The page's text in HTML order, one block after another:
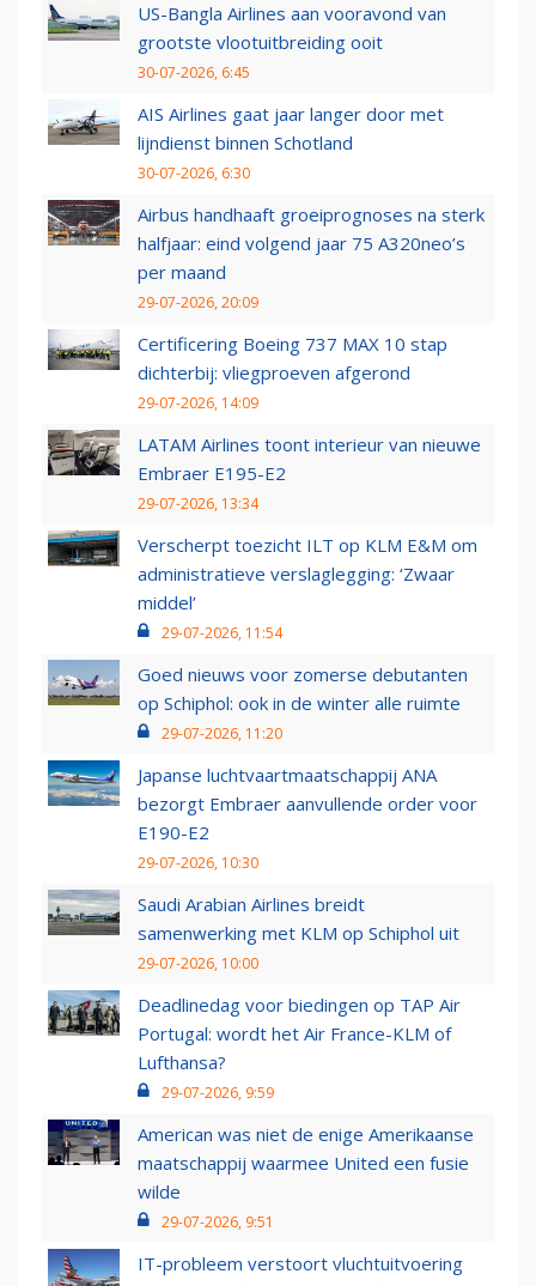
US-Bangla Airlines aan vooravond van
grootste vlootuitbreiding ooit
30-07-2026, 6:45
AIS Airlines gaat jaar langer door met
lijndienst binnen Schotland
30-07-2026, 6:30
Airbus handhaaft groeiprognoses na sterk
halfjaar: eind volgend jaar 75 A320neo’s
per maand
29-07-2026, 20:09
Certificering Boeing 737 MAX 10 stap
dichterbij: vliegproeven afgerond
29-07-2026, 14:09
LATAM Airlines toont interieur van nieuwe
Embraer E195-E2
29-07-2026, 13:34
Verscherpt toezicht ILT op KLM E&M om
administratieve verslaglegging: ‘Zwaar
middel’
29-07-2026, 11:54
Goed nieuws voor zomerse debutanten
op Schiphol: ook in de winter alle ruimte
29-07-2026, 11:20
Japanse luchtvaartmaatschappij ANA
bezorgt Embraer aanvullende order voor
E190-E2
29-07-2026, 10:30
Saudi Arabian Airlines breidt
samenwerking met KLM op Schiphol uit
29-07-2026, 10:00
Deadlinedag voor biedingen op TAP Air
Portugal: wordt het Air France-KLM of
Lufthansa?
29-07-2026, 9:59
American was niet de enige Amerikaanse
maatschappij waarmee United een fusie
wilde
29-07-2026, 9:51
IT-probleem verstoort vluchtuitvoering